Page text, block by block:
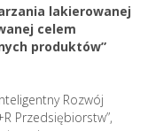
lakierowanej
celem
produktów”
Rozwój
Przedsiębiorstw”,